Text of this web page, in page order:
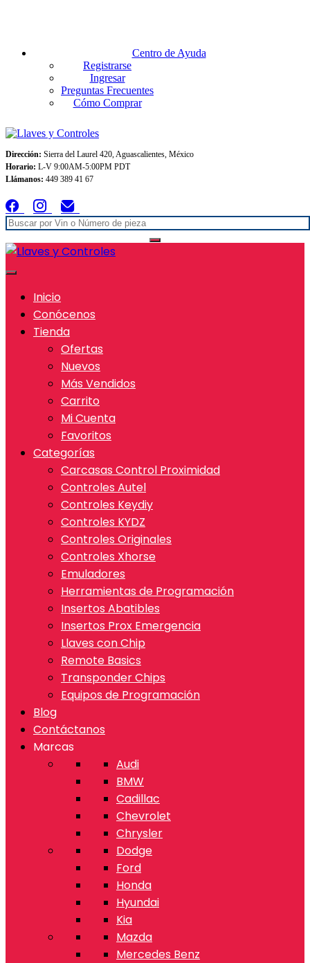
Centro de Ayuda
Registrarse
Ingresar
Preguntas Frecuentes
Cómo Comprar
Dirección: Sierra del Laurel 420, Aguascalientes, México
Horario: L-V 9:00AM-5:00PM PDT
Llámanos: 449 389 41 67
Inicio
Conócenos
Tienda
Ofertas
Nuevos
Más Vendidos
Carrito
Mi Cuenta
Favoritos
Categorías
Carcasas Control Proximidad
Controles Autel
Controles Keydiy
Controles KYDZ
Controles Originales
Controles Xhorse
Emuladores
Herramientas de Programación
Insertos Abatibles
Insertos Prox Emergencia
Llaves con Chip
Remote Basics
Transponder Chips
Equipos de Programación
Blog
Contáctanos
Marcas
Audi
BMW
Cadillac
Chevrolet
Chrysler
Dodge
Ford
Honda
Hyundai
Kia
Mazda
Mercedes Benz